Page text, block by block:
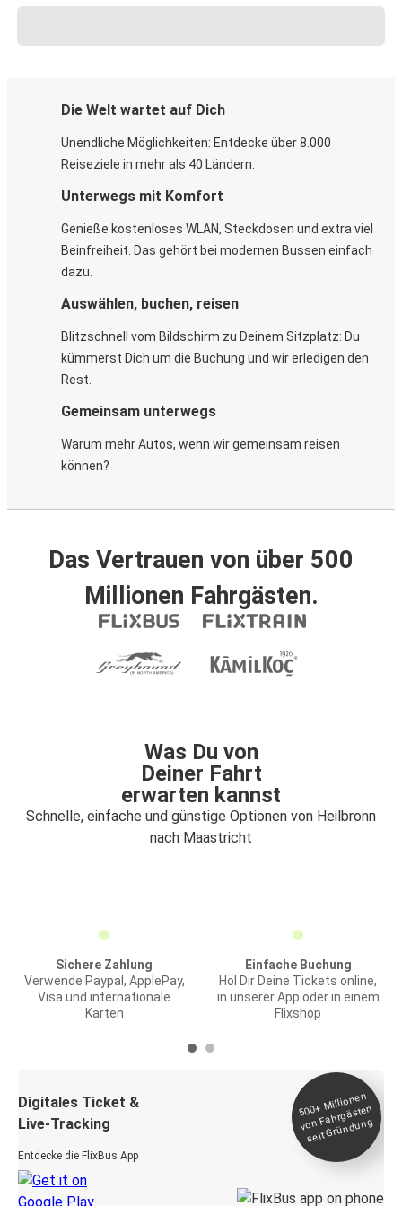
Die Welt wartet auf Dich
Unendliche Möglichkeiten: Entdecke über 8.000
Reiseziele in mehr als 40 Ländern.
Unterwegs mit Komfort
Genieße kostenloses WLAN, Steckdosen und extra viel
Beinfreiheit. Das gehört bei modernen Bussen einfach
dazu.
Auswählen, buchen, reisen
Blitzschnell vom Bildschirm zu Deinem Sitzplatz: Du
kümmerst Dich um die Buchung und wir erledigen den
Rest.
Gemeinsam unterwegs
Warum mehr Autos, wenn wir gemeinsam reisen
können?
Das Vertrauen von über 500
Millionen Fahrgästen.
Was Du von
Deiner Fahrt
erwarten kannst
Schnelle, einfache und günstige Optionen von Heilbronn
nach Maastricht
Sichere Zahlung
Verwende Paypal, ApplePay,
Visa und internationale
Karten
Einfache Buchung
Hol Dir Deine Tickets online,
in unserer App oder in einem
Flixshop
Digitales Ticket &
Live-Tracking
Entdecke die FlixBus App
500+
Millionen
von Fahrgästen
seit
Gründung